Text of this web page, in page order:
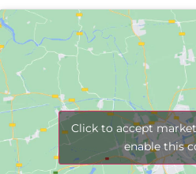
Click to accept
enable this